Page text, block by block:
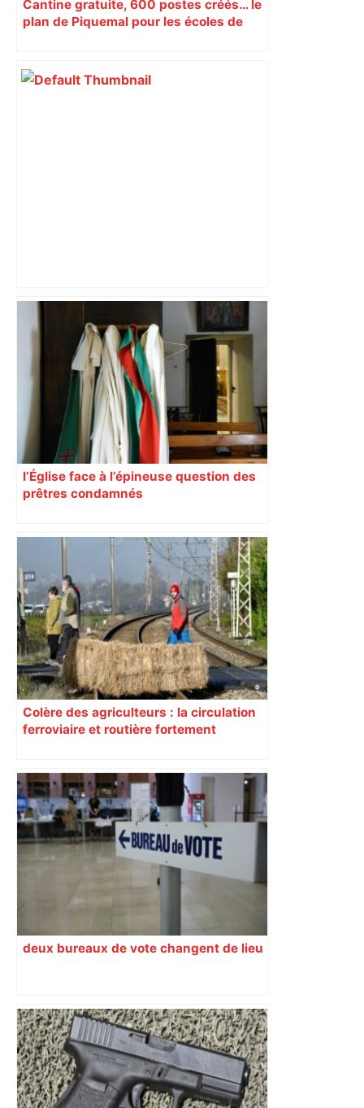
Cantine gratuite, 600 postes créés… le
plan de Piquemal pour les écoles de
Mort mystérieuse près de Toulouse :
une émission de M6 revient sur l'affaire
Christian Abraham, retrouvé la gorge
tranchée et recouvert de feuilles il y a
deux ans – ladepeche.fr
l’Église face à l’épineuse question des
prêtres condamnés
Colère des agriculteurs : la circulation
ferroviaire et routière fortement
deux bureaux de vote changent de lieu